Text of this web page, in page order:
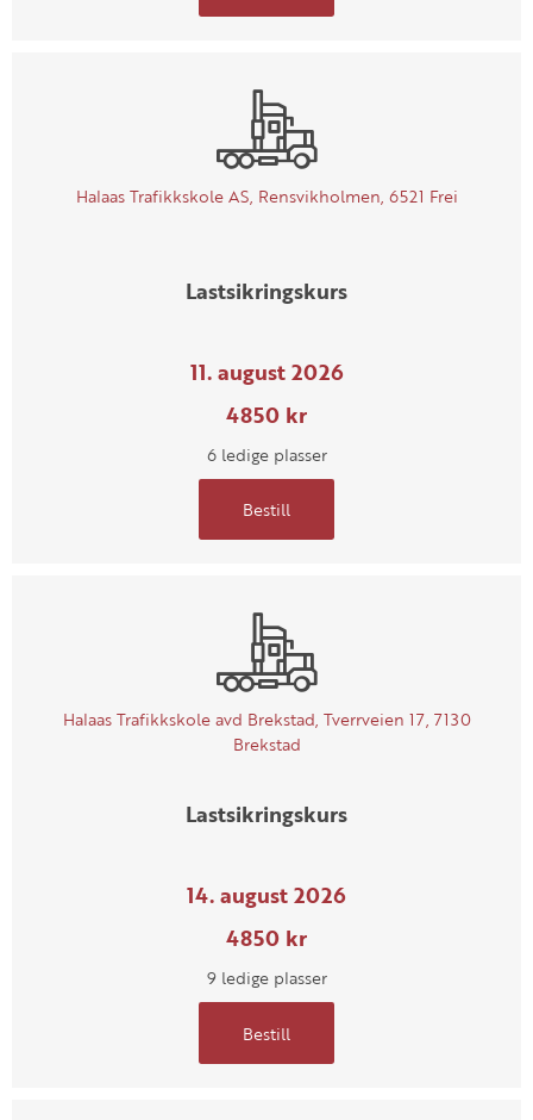
Halaas Trafikkskole AS, Rensvikholmen, 6521 Frei
Lastsikringskurs
11. august 2026
4850 kr
6 ledige plasser
Bestill
Halaas Trafikkskole avd Brekstad, Tverrveien 17, 7130
Brekstad
Lastsikringskurs
14. august 2026
4850 kr
9 ledige plasser
Bestill